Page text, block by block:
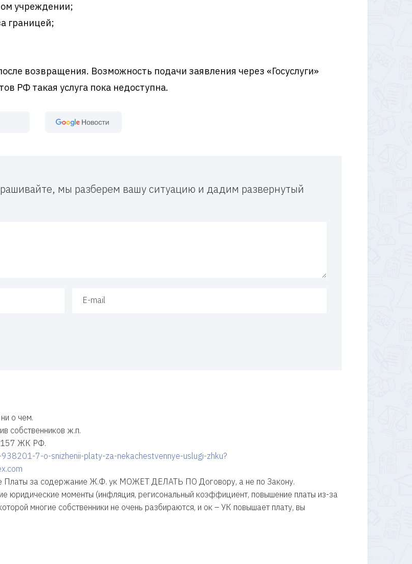
учреждении;
границей;
возвращения. Возможность подачи заявления через «Госуслуги»
РФ такая услуга пока недоступна.
мы разберем вашу ситуацию и дадим развернутый
о чем.
собственников ж.п.
157 ЖК РФ.
7-o-snizhenii-platy-za-nekachestvennye-uslugi-zhku?
Платы за содержание Ж.Ф. ук МОЖЕТ ДЕЛАТЬ ПО Договору, а не по Закону.
юридические моменты (инфляция, регисональный коэффициент, повышение платы из-за
многие собственники не очень разбираются, и ок – УК повышает плату, вы